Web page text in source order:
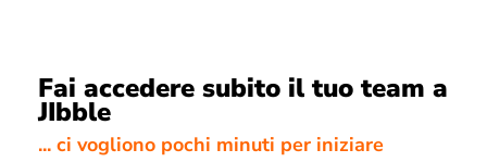
Fai accedere subito il tuo team a
JIbble
... ci vogliono pochi minuti per iniziare